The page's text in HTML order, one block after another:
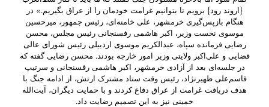
{اروند رود} برویم تا بتوانیم غرامت خودمان را از عراق بگیریم.» در
هنگام بازپس‌گیری خرمشهر، علی خامنه‌ای، رئیس جمهور، میرحسین
موسوی نخست وزیر، اکبر هاشمی رفسنجانی رئیس مجلس، محسن
رضایی فرمانده سپاه، عبدالکریم موسوی اردبیلی رئیس شورای عالی
قضایی و علی‌اکبر ولایتی وزیر امور خارجه بودند. محسن رضایی گفته که
در جلسه‌ای بعد از آزادی خرمشهر، اکبر هاشمی رفسنجانی و سرتیپ
قاسم‌علی ظهیرنژاد، رئیس وقت ستاد مشترک ارتش، از ادامه جنگ با
هدف دریافت غرامت از عراق دفاع کردند و با حمایت دیگران، آیت‌الله
خمینی نیز به این تصمیم رضایت داد.